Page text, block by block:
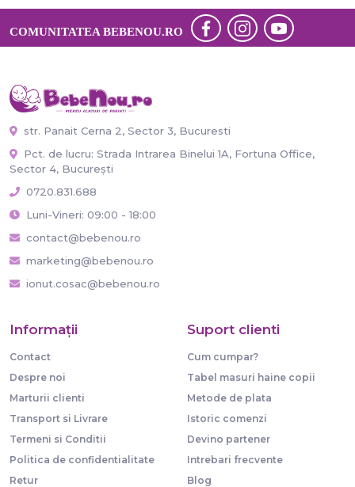
COMUNITATEA BEBENOU.RO
str. Panait Cerna 2, Sector 3, Bucuresti
Pct. de lucru: Strada Intrarea Binelui 1A, Fortuna Office,
Sector 4, București
0720.831.688
Luni-Vineri: 09:00 - 18:00
contact@bebenou.ro
marketing@bebenou.ro
ionut.cosac@bebenou.ro
Informaţii
Contact
Despre noi
Marturii clienti
Transport si Livrare
Termeni si Conditii
Politica de confidentialitate
Retur
Suport clienti
Cum cumpar?
Tabel masuri haine copii
Metode de plata
Istoric comenzi
Devino partener
Intrebari frecvente
Blog